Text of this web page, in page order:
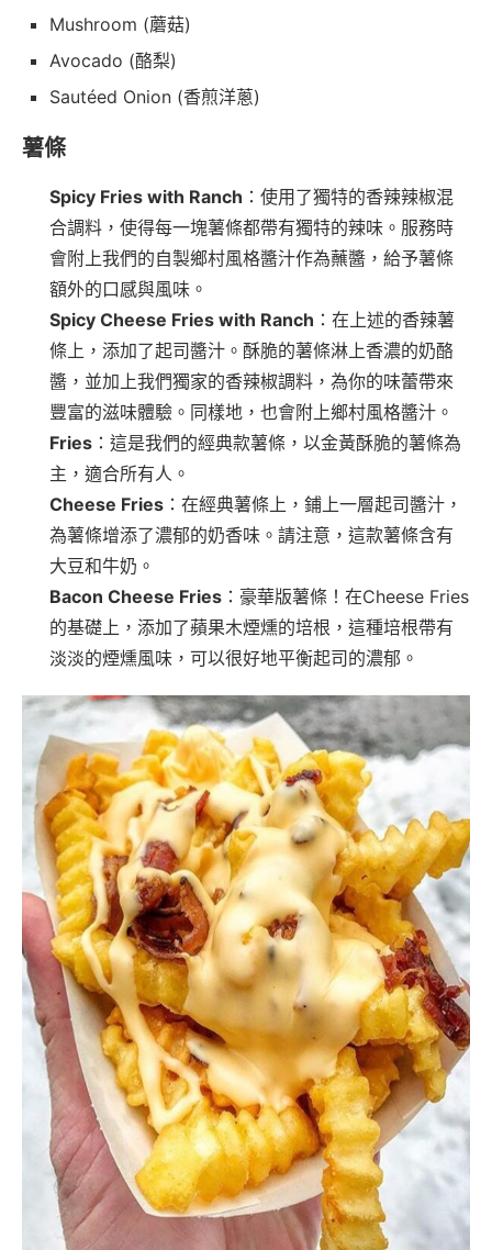
Mushroom (蘑菇)
Avocado (酪梨)
Sautéed Onion (香煎洋蔥)
薯條
Spicy Fries with Ranch ：使用了獨特的香辣辣椒混
合調料，使得每一塊薯條都帶有獨特的辣味。服務時
會附上我們的自製鄉村風格醬汁作為蘸醬，給予薯條
額外的口感與風味。
Spicy Cheese Fries with Ranch ：在上述的香辣薯
條上，添加了起司醬汁。酥脆的薯條淋上香濃的奶酪
醬，並加上我們獨家的香辣椒調料，為你的味蕾帶來
豐富的滋味體驗。同樣地，也會附上鄉村風格醬汁。
Fries ：這是我們的經典款薯條，以金黃酥脆的薯條為
主，適合所有人。
Cheese Fries ：在經典薯條上，鋪上一層起司醬汁，
為薯條增添了濃郁的奶香味。請注意，這款薯條含有
大豆和牛奶。
Bacon Cheese Fries ：豪華版薯條！在Cheese Fries
的基礎上，添加了蘋果木煙燻的培根，這種培根帶有
淡淡的煙燻風味，可以很好地平衡起司的濃郁。